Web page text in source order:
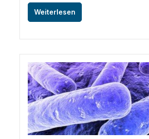
Weiterlesen